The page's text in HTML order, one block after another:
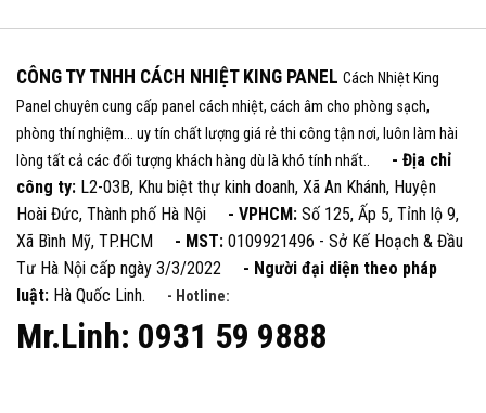
CÔNG TY TNHH CÁCH NHIỆT KING PANEL Cách Nhiệt King
Panel chuyên cung cấp panel cách nhiệt, cách âm cho phòng sạch,
phòng thí nghiệm... uy tín chất lượng giá rẻ thi công tận nơi, luôn làm hài
lòng tất cả các đối tượng khách hàng dù là khó tính nhất..
- Địa chỉ
công ty: L2-03B, Khu biệt thự kinh doanh, Xã An Khánh, Huyện
Hoài Đức, Thành phố Hà Nội - VPHCM: Số 125, Ấp 5, Tỉnh lộ 9,
Xã Bình Mỹ, TP.HCM - MST: 0109921496 - Sở Kế Hoạch & Đầu
Tư Hà Nội cấp ngày 3/3/2022 - Người đại diện theo pháp
luật: Hà Quốc Linh. - Hotline:
Mr.Linh: 0931 59 9888